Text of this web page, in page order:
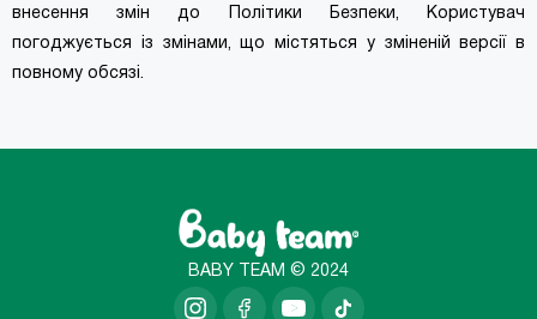
внесення змін до Політики Безпеки, Користувач
погоджується із змінами, що містяться у зміненій версії в
повному обсязі.
BABY TEAM © 2024